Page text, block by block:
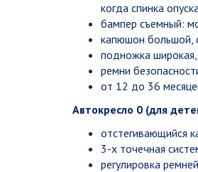
когда спинка
бампер съемный:
капюшон большой,
подножка широкая,
ремни
от 12 до 36
Автокресло 0 (для
отстегивающийся
3-х точечная
регулировка